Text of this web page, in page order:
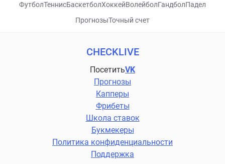
ФутболТеннисБаскетболХоккейВолейболГандболПадел
ПрогнозыТочный счет
CHECKLIVE
ПосетитьVK
Прогнозы
Капперы
Фрибеты
Школа ставок
Букмекеры
Политика конфиденциальности
Поддержка